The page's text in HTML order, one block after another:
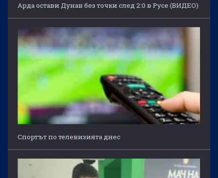
Арда остави Дунав без точки след 2:0 в Русе (ВИДЕО)
Спортът по телевизията днес